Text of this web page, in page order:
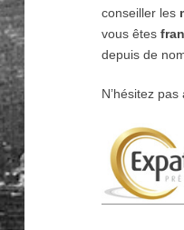
conseiller les
vous êtes
depuis de
N’hésitez